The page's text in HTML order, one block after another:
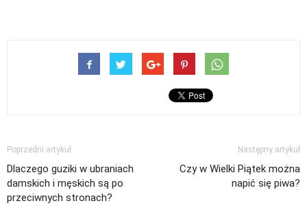
Poprzedni artykuł
Dlaczego guziki w ubraniach
damskich i męskich są po
przeciwnych stronach?
Następny artykuł
Czy w Wielki Piątek można
napić się piwa?